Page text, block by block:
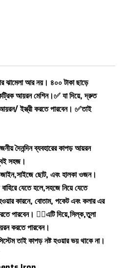
ঝামেলা আর নয়। ৪০০ টাকা ছাড়ে
আয়রন মেশিন।✅ যা দিয়ে, দ্রুত
ইস্ত্রী করতে পারবেন। ✅তাই
দৈনন্দিন ব্যবহারের কাপড় আয়রন
সহজ।
ছোট, এবং হালকা ওজন।
যেতে হলে,সহজে নিয়ে যেতে
কারনে, বোতাম, পকেট এবং কলার এর
পারবেন। 💁‍♂এটি দিয়ে,সিল্ক,তুলা
করতে পারবেন।
তাই কাপড় নষ্ট হওয়ার ভয় থাকে না।